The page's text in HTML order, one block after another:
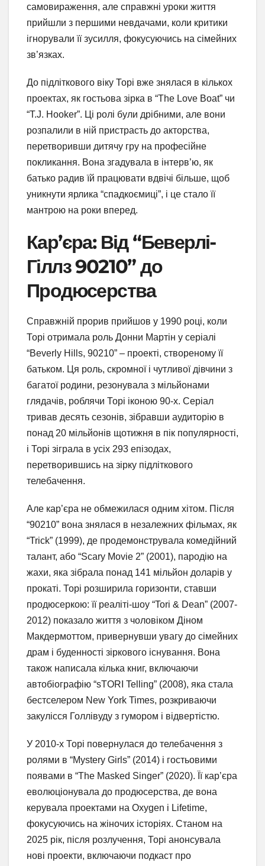
самовираження, але справжні уроки життя
прийшли з першими невдачами, коли критики
ігнорували її зусилля, фокусуючись на сімейних
зв’язках.
До підліткового віку Торі вже знялася в кількох
проектах, як гостьова зірка в “The Love Boat” чи
“T.J. Hooker”. Ці ролі були дрібними, але вони
розпалили в ній пристрасть до акторства,
перетворивши дитячу гру на професійне
покликання. Вона згадувала в інтерв’ю, як
батько радив їй працювати вдвічі більше, щоб
уникнути ярлика “спадкоємиці”, і це стало її
мантрою на роки вперед.
Кар’єра: Від “Беверлі-
Гіллз 90210” до
Продюсерства
Справжній прорив прийшов у 1990 році, коли
Торі отримала роль Донни Мартін у серіалі
“Beverly Hills, 90210” – проекті, створеному її
батьком. Ця роль, скромної і чутливої дівчини з
багатої родини, резонувала з мільйонами
глядачів, роблячи Торі іконою 90-х. Серіал
тривав десять сезонів, зібравши аудиторію в
понад 20 мільйонів щотижня в пік популярності,
і Торі зіграла в усіх 293 епізодах,
перетворившись на зірку підліткового
телебачення.
Але кар’єра не обмежилася одним хітом. Після
“90210” вона знялася в незалежних фільмах, як
“Trick” (1999), де продемонструвала комедійний
талант, або “Scary Movie 2” (2001), пародію на
жахи, яка зібрала понад 141 мільйон доларів у
прокаті. Торі розширила горизонти, ставши
продюсеркою: її реаліті-шоу “Tori & Dean” (2007-
2012) показало життя з чоловіком Діном
Макдермоттом, привернувши увагу до сімейних
драм і буденності зіркового існування. Вона
також написала кілька книг, включаючи
автобіографію “sTORI Telling” (2008), яка стала
бестселером New York Times, розкриваючи
закулісся Голлівуду з гумором і відвертістю.
У 2010-х Торі повернулася до телебачення з
ролями в “Mystery Girls” (2014) і гостьовими
появами в “The Masked Singer” (2020). Її кар’єра
еволюціонувала до продюсерства, де вона
керувала проектами на Oxygen і Lifetime,
фокусуючись на жіночих історіях. Станом на
2025 рік, після розлучення, Торі анонсувала
нові проекти, включаючи подкаст про